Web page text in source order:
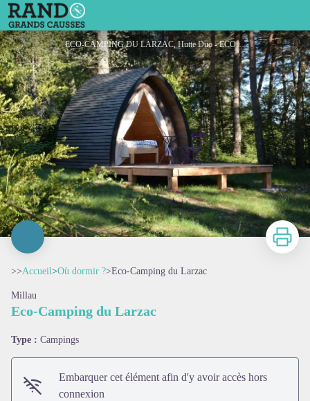
Eco-Camping du Larzac
ECO-CAMPING DU LARZAC, Hutte Duo - ECO-CAMPING DU LARZAC
Imprimer
>>Accueil>Où dormir ?>Eco-Camping du Larzac
Millau
Eco-Camping du Larzac
Type : Campings
Embarquer cet élément afin d'y avoir accès hors
connexion